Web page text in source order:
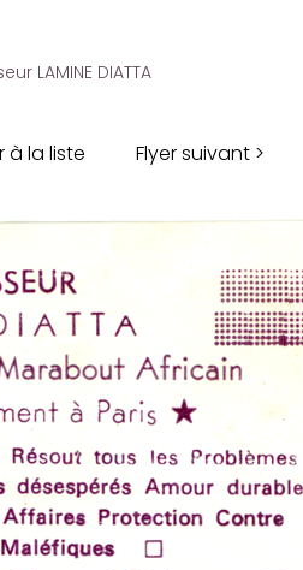
LAMINE DIATTA
à la liste Flyer suivant >